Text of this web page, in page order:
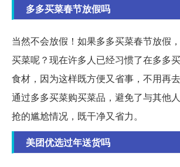
多多买菜春节放假吗
当然不会放假！如果多多买菜春节放假
买菜呢？现在许多人已经习惯了在多多
食材，因为这样既方便又省事，不用再
通过多多买菜购买菜品，避免了与其他
抢的尴尬情况，既干净又省力。
美团优选过年送货吗